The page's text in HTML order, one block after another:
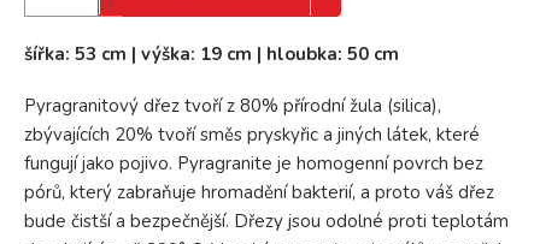
šířka: 53 cm | výška: 19 cm | hloubka: 50 cm
Pyragranitový dřez tvoří z 80% přírodní žula (silica),
zbývajících 20% tvoří směs pryskyřic a jiných látek, které
fungují jako pojivo. Pyragranite je homogenní povrch bez
pórů, který zabraňuje hromadění bakterií, a proto váš dřez
bude čistší a bezpečnější. Dřezy jsou odolné proti teplotám